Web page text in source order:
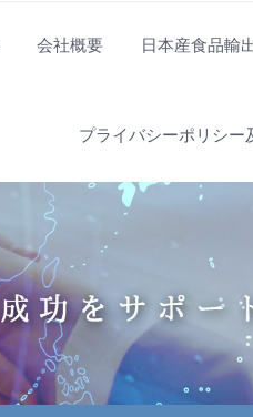
会社概要 日本産食品輸
プライバシーポリシー